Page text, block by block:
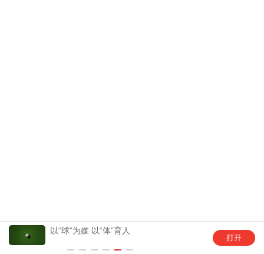
以“球”为媒 以“体”育人 幼儿园